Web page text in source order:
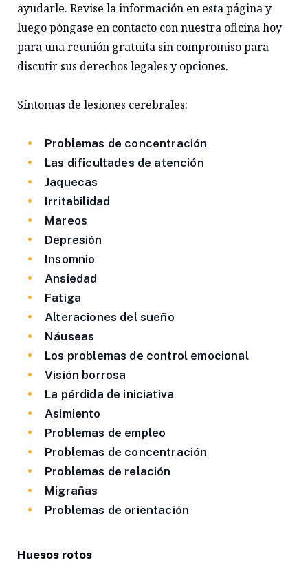
ayudarle. Revise la información en esta página y
luego póngase en contacto con nuestra oficina hoy
para una reunión gratuita sin compromiso para
discutir sus derechos legales y opciones.
Síntomas de lesiones cerebrales:
Problemas de concentración
Las dificultades de atención
Jaquecas
Irritabilidad
Mareos
Depresión
Insomnio
Ansiedad
Fatiga
Alteraciones del sueño
Náuseas
Los problemas de control emocional
Visión borrosa
La pérdida de iniciativa
Asimiento
Problemas de empleo
Problemas de concentración
Problemas de relación
Migrañas
Problemas de orientación
Huesos rotos